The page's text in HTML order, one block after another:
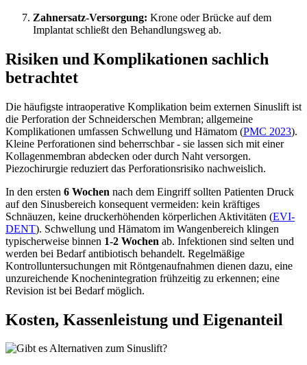
Zahnersatz-Versorgung: Krone oder Brücke auf dem
Implantat schließt den Behandlungsweg ab.
Risiken und Komplikationen sachlich
betrachtet
Die häufigste intraoperative Komplikation beim externen Sinuslift ist
die Perforation der Schneiderschen Membran; allgemeine
Komplikationen umfassen Schwellung und Hämatom (PMC 2023).
Kleine Perforationen sind beherrschbar - sie lassen sich mit einer
Kollagenmembran abdecken oder durch Naht versorgen.
Piezochirurgie reduziert das Perforationsrisiko nachweislich.
In den ersten 6 Wochen nach dem Eingriff sollten Patienten Druck
auf den Sinusbereich konsequent vermeiden: kein kräftiges
Schnäuzen, keine druckerhöhenden körperlichen Aktivitäten (EVI-
DENT). Schwellung und Hämatom im Wangenbereich klingen
typischerweise binnen 1-2 Wochen ab. Infektionen sind selten und
werden bei Bedarf antibiotisch behandelt. Regelmäßige
Kontrolluntersuchungen mit Röntgenaufnahmen dienen dazu, eine
unzureichende Knochenintegration frühzeitig zu erkennen; eine
Revision ist bei Bedarf möglich.
Kosten, Kassenleistung und Eigenanteil